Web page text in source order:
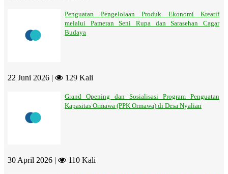
Penguatan Pengelolaan Produk Ekonomi Kreatif
melalui Pameran Seni Rupa dan Sarasehan Cagar
Budaya
22 Juni 2026 | 129 Kali
Grand Opening dan Sosialisasi Program Penguatan
Kapasitas Ormawa (PPK Ormawa) di Desa Nyalian
30 April 2026 | 110 Kali